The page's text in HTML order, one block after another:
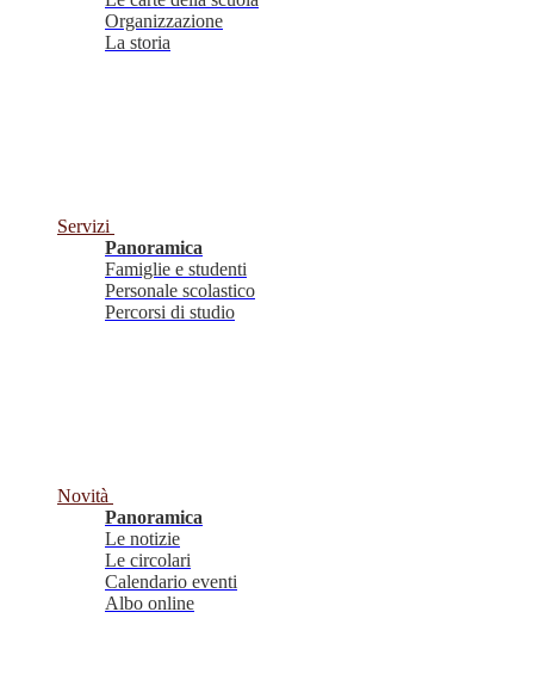
Organizzazione
La storia
Servizi
Panoramica
Famiglie e studenti
Personale scolastico
Percorsi di studio
Novità
Panoramica
Le notizie
Le circolari
Calendario eventi
Albo online